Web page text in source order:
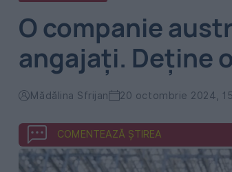
O companie
angajați. Deține
Mădălina Sfrijan 20 octombrie 2024,
COMENTEAZĂ ȘTIREA